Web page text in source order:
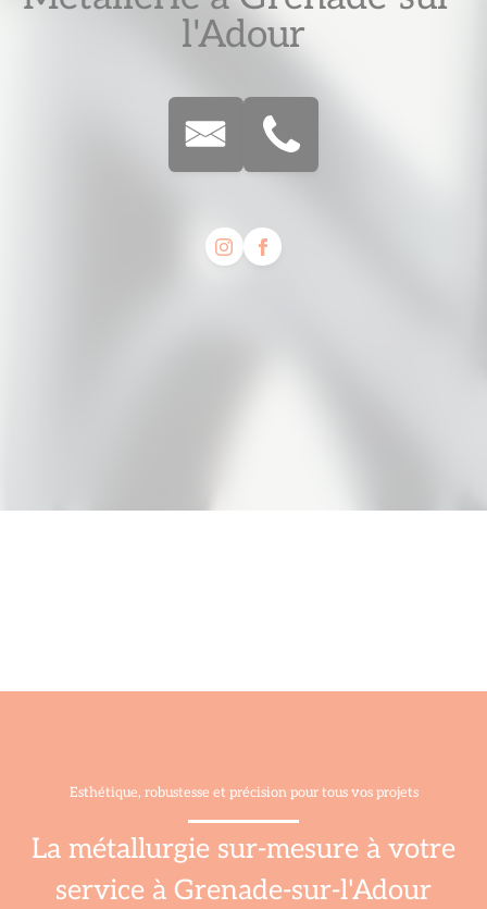
l'Adour
Esthétique, robustesse et précision pour tous vos projets
La métallurgie sur-mesure à votre
service à Grenade-sur-l'Adour